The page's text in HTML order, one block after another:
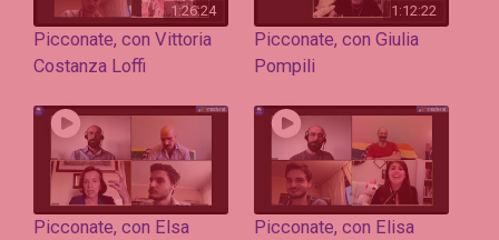
1:26:24
Picconate, con Vittoria
Costanza Loffi
1:12:22
Picconate, con Giulia
Pompili
Picconate, con Elsa
Picconate, con Elisa